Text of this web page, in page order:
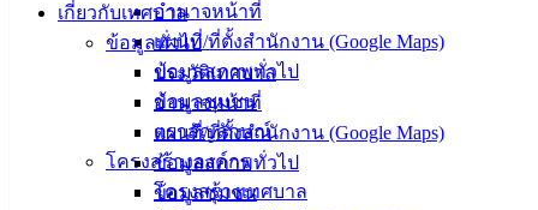
อำนาจหน้าที่
แผนที่/ที่ตั้งสำนักงาน (Google Maps)
ข้อมูลสภาพทั่วไป
ข้อมูลชุมชน
ตราสัญลักษณ์
โครงสร้างองค์กร
โครงสร้างเทศบาล
เกี่ยวกับเทศบาล
ข้อมูลทั่วไป
ประวัติเทศบาล
อำนาจหน้าที่
แผนที่/ที่ตั้งสำนักงาน (Google Maps)
ข้อมูลสภาพทั่วไป
ข้อมูลชุมชน
มีนาคม 10, 2025มีนาคม 12, 2025 vichakarn2#
แผนการจัดซื้อจัดจ้าง
เผยแพร่แผนการจัดซื้อ-2568-9-โครงการ
เทศบาล